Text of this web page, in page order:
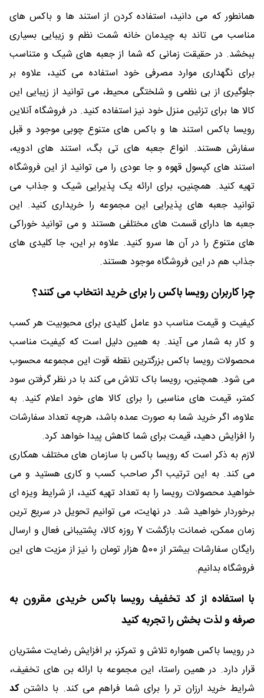
همانطور که می دانید، استفاده کردن از استند ها و باکس های
مناسب می تاند به چیدمان خانه شمت نظم و زیبایی بسیاری
ببخشد. در حقیقت زمانی که شما از جعبه های شیک و متناسب
برای نگهداری موارد مصرفی خود استفاده می کنید، علاوه بر
جلوگیری از بی نظمی و شلختگی محیط، می توانید از زیبایی این
کالا ها برای تزئین منزل خود نیز استفاده کنید. در فروشگاه آنلاین
رویسا باکس استند ها و باکس های متنوع چوبی موجود و قبل
سفارش هستند. انواع جعبه های تی بگ، استند های ادویه،
استند های کپسول قهوه و جا عودی را می توانید از این فروشگاه
تهیه کنید. همچنین، برای ارائه یک پذیرایی شیک و جذاب می
توانید جعبه های پذیرایی این مجموعه را خریداری کنید. این
جعبه ها دارای قسمت های مختلفی هستند و می توانید خوراکی
های متنوع را در آن ها سرو کنید. علاوه بر این، جا کلیدی های
جذاب هم در این فروشگاه موجود هستند.
چرا کاربران رویسا باکس را برای خرید انتخاب می کنند؟
کیفیت و قیمت مناسب دو عامل کلیدی برای محبوبیت هر کسب
و کار به شمار می آیند. به همین دلیل است که کیفیت مناسب
محصولات رویسا باکس بزرگترین نقطه قوت این مجموعه محسوب
می شود. همچنین، رویسا باک تلاش می کند با در نظر گرفتن سود
کمتر، قیمت های مناسبی را برای کالا های خود اعلام کنید. به
علاوه، اگر خرید شما به صورت عمده باشد، هرچه تعداد سفارشات
را افزایش دهید، قیمت برای شما کاهش پیدا خواهد کرد.
لازم به ذکر است که رویسا باکس با سازمان های مختلف همکاری
می کند. به این ترتیب اگر صاحب کسب و کاری هستید و می
خواهید محصولات رویسا را به تعداد تهیه کنید، از شرایط ویزه ای
برخوردار خواهید شد. در نهایت، می توانیم تحویل در سریع ترین
زمان ممکن، ضمانت بازگشت 7 روزه کالا، پشتیبانی فعال و ارسال
رایگان سفارشات بیشتر از 500 هزار تومان را نیز از مزیت های این
فروشگاه بدانیم.
با استفاده از کد تخفیف رویسا باکس خریدی مقرون به
صرفه و لذت بخش را تجربه کنید
در رویسا باکس همواره تلاش و تمرکز، بر افزایش رضایت مشتریان
قرار دارد. در همین راستا، این مجموعه با ارائه بن های تخفیف،
شرایط خرید ارزان تر را برای شما فراهم می کند. با داشتنکد